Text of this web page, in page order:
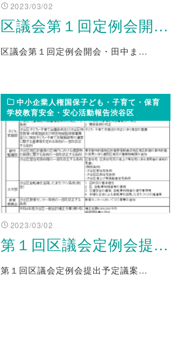
2023/03/02
区議会第１回定例会開...
区議会第１回定例会開会・田中ま…
中小企業人権国保子ども・子育て・保育
学校教育安全・安心活動報告渋谷区
2023/03/02
第１回区議会定例会提...
第１回区議会定例会提出予定議案…